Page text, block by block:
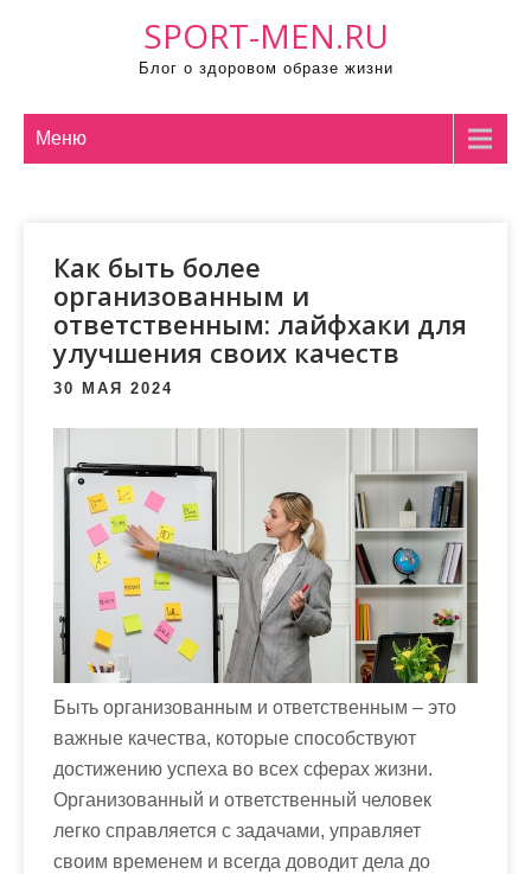
SPORT-MEN.RU
Блог о здоровом образе жизни
Меню
Как быть более
организованным и
ответственным: лайфхаки для
улучшения своих качеств
30 МАЯ 2024
Быть организованным и ответственным – это
важные качества, которые способствуют
достижению успеха во всех сферах жизни.
Организованный и ответственный человек
легко справляется с задачами, управляет
своим временем и всегда доводит дела до